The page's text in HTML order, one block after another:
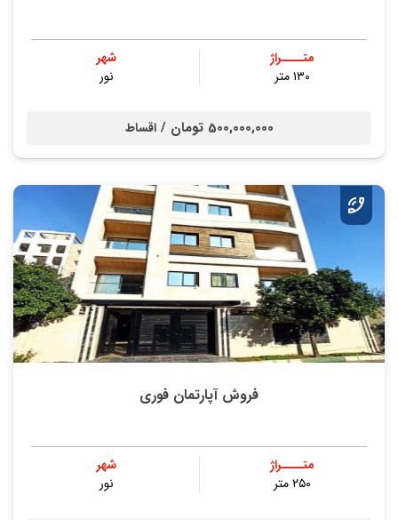
متــــراژ
۱۳۰ متر
شهر
نور
500,000,000 تومان / اقساط
فروش آپارتمان فوری
متــــراژ
۲۵۰ متر
شهر
نور